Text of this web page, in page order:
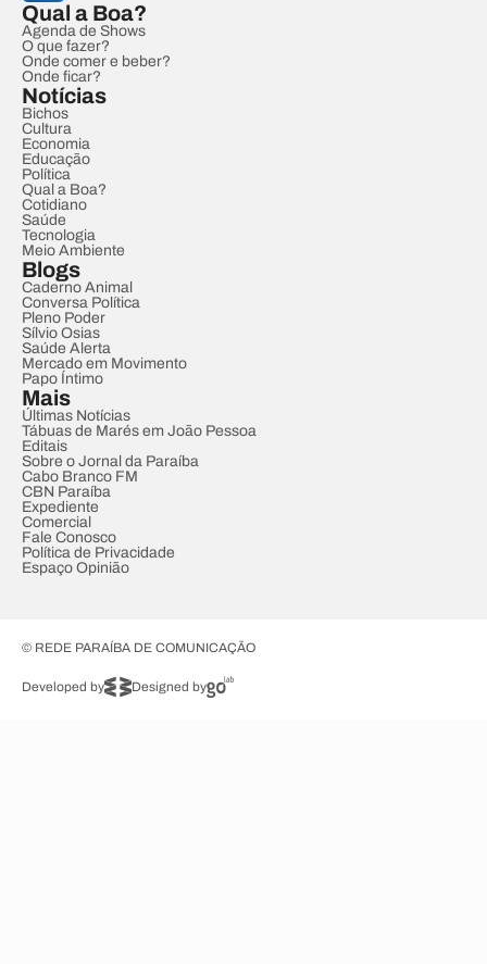
Qual a Boa?
Agenda de Shows
O que fazer?
Onde comer e beber?
Onde ficar?
Notícias
Bichos
Cultura
Economia
Educação
Política
Qual a Boa?
Cotidiano
Saúde
Tecnologia
Meio Ambiente
Blogs
Caderno Animal
Conversa Política
Pleno Poder
Sílvio Osias
Saúde Alerta
Mercado em Movimento
Papo Íntimo
Mais
Últimas Notícias
Tábuas de Marés em João Pessoa
Editais
Sobre o Jornal da Paraíba
Cabo Branco FM
CBN Paraíba
Expediente
Comercial
Fale Conosco
Política de Privacidade
Espaço Opinião
© REDE PARAÍBA DE COMUNICAÇÃO
Developed by Designed by